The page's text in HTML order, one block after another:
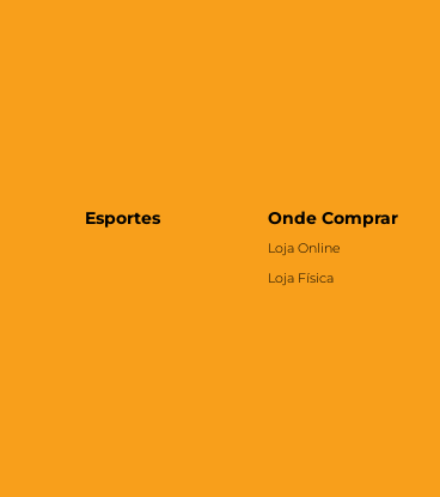
Esportes Onde Comprar
Loja Online
Loja Física